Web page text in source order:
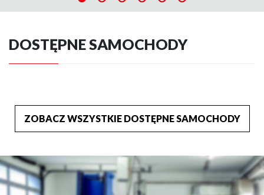
DOSTĘPNE SAMOCHODY
ZOBACZ WSZYSTKIE DOSTĘPNE SAMOCHODY